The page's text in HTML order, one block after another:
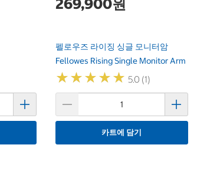
펠로우즈 라이징 싱글 모니터암
Fellowes Rising Single Monitor Arm
★★★★★
★★★★★ 5.0 (1)
카트에 담기